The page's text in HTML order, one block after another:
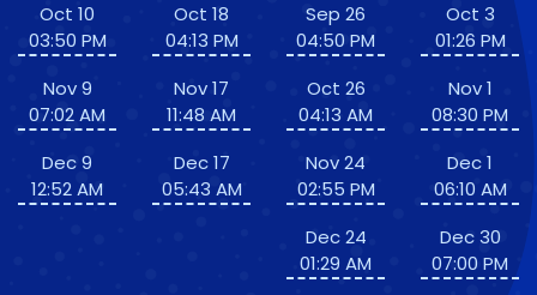
Oct 10
03:50 PM
Nov 9
07:02 AM
Dec 9
12:52 AM
Oct 18
04:13 PM
Nov 17
11:48 AM
Dec 17
05:43 AM
Sep 26
04:50 PM
Oct 26
04:13 AM
Nov 24
02:55 PM
Dec 24
01:29 AM
Oct 3
01:26 PM
Nov 1
08:30 PM
Dec 1
06:10 AM
Dec 30
07:00 PM